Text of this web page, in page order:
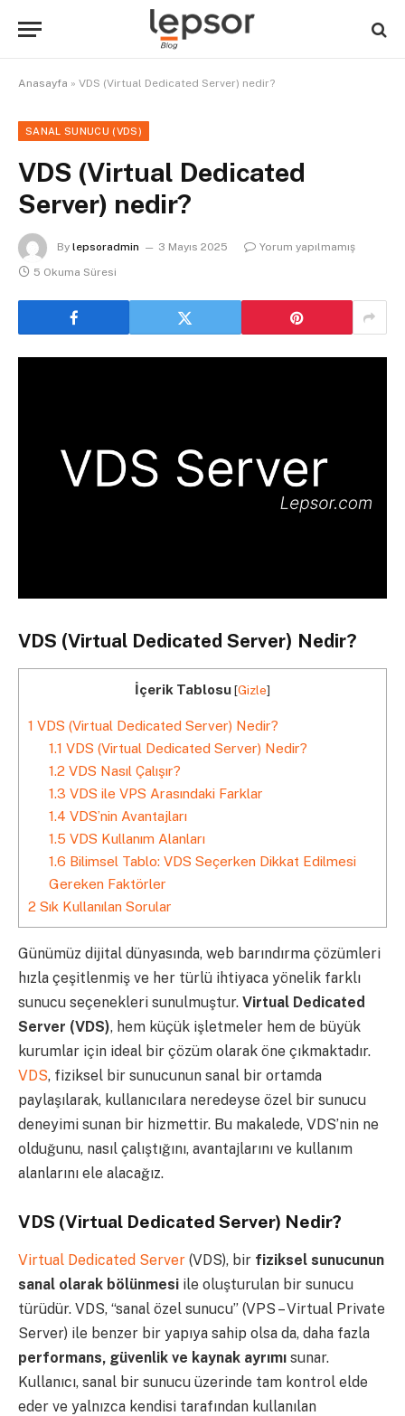
Anasayfa » VDS (Virtual Dedicated Server) nedir?
SANAL SUNUCU (VDS)
VDS (Virtual Dedicated
Server) nedir?
By lepsoradmin 3 Mayıs 2025
Yorum yapılmamış
5 Okuma Süresi
VDS (Virtual Dedicated Server) Nedir?
İçerik Tablosu[Gizle]
1 VDS (Virtual Dedicated Server) Nedir?
1.1 VDS (Virtual Dedicated Server) Nedir?
1.2 VDS Nasıl Çalışır?
1.3 VDS ile VPS Arasındaki Farklar
1.4 VDS’nin Avantajları
1.5 VDS Kullanım Alanları
1.6 Bilimsel Tablo: VDS Seçerken Dikkat Edilmesi
Gereken Faktörler
2 Sık Kullanılan Sorular
Günümüz dijital dünyasında, web barındırma çözümleri
hızla çeşitlenmiş ve her türlü ihtiyaca yönelik farklı
sunucu seçenekleri sunulmuştur. Virtual Dedicated
Server (VDS), hem küçük işletmeler hem de büyük
kurumlar için ideal bir çözüm olarak öne çıkmaktadır.
VDS, fiziksel bir sunucunun sanal bir ortamda
paylaşılarak, kullanıcılara neredeyse özel bir sunucu
deneyimi sunan bir hizmettir. Bu makalede, VDS’nin ne
olduğunu, nasıl çalıştığını, avantajlarını ve kullanım
alanlarını ele alacağız.
VDS (Virtual Dedicated Server) Nedir?
Virtual Dedicated Server (VDS), bir fiziksel sunucunun
sanal olarak bölünmesi ile oluşturulan bir sunucu
türüdür. VDS, “sanal özel sunucu” (VPS – Virtual Private
Server) ile benzer bir yapıya sahip olsa da, daha fazla
performans, güvenlik ve kaynak ayrımı sunar.
Kullanıcı, sanal bir sunucu üzerinde tam kontrol elde
eder ve yalnızca kendisi tarafından kullanılan